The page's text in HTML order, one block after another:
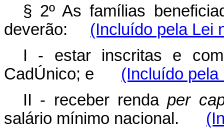
§ 2º As famílias
deverão: (Incluído pela Lei
I - estar inscritas e com
CadÚnico; e (Incluído pela
II - receber rendaper
salário mínimo nacional.